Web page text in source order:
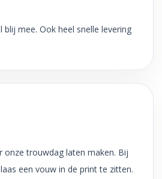
blij mee. Ook heel snelle levering
onze trouwdag laten maken. Bij
een vouw in de print te zitten.